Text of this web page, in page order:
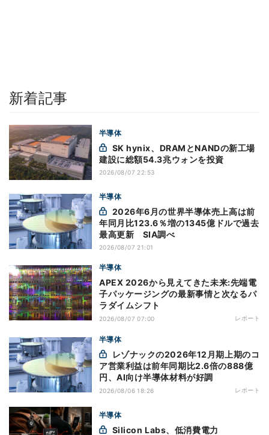
新着記事
半導体
建設に総額54.3兆ウォンを投資
2026/08/07 22:53
半導体
年同月比123.6％増の1345億ドルで過去
最高更新 SIA調べ
2026/08/07 21:01
半導体
APEX 2026から見えてきた未来:先端電
子パッケージングの最新事情と次なるパ
ラダイムシフト
2026/08/07 07:00 レポート
半導体
ア営業利益は前年同期比2.6倍の888億
円、AI向け半導体材料が好調
2026/08/06 18:26 レポート
半導体